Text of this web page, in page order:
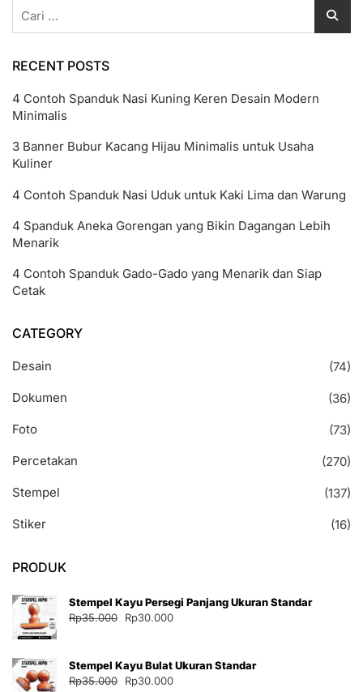
RECENT POSTS
4 Contoh Spanduk Nasi Kuning Keren Desain Modern
Minimalis
3 Banner Bubur Kacang Hijau Minimalis untuk Usaha
Kuliner
4 Contoh Spanduk Nasi Uduk untuk Kaki Lima dan Warung
4 Spanduk Aneka Gorengan yang Bikin Dagangan Lebih
Menarik
4 Contoh Spanduk Gado-Gado yang Menarik dan Siap
Cetak
CATEGORY
Desain
(74)
Dokumen
(36)
Foto
(73)
Percetakan
(270)
Stempel
(137)
Stiker
(16)
PRODUK
Stempel Kayu Persegi Panjang Ukuran Standar
Rp35.000
Harga
Rp35.000.
Rp30.000
adalah:
Stempel Kayu Bulat Ukuran Standar
Rp35.000
Harga
Rp30.000